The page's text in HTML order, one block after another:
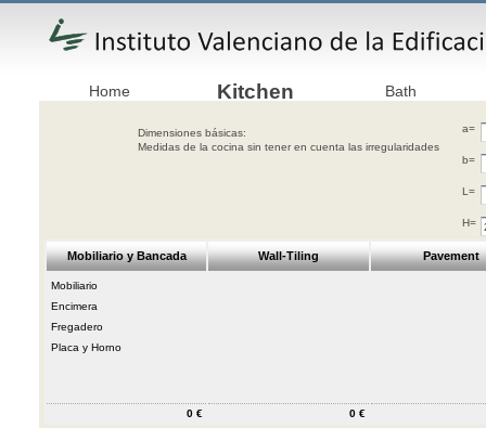
Home Kitchen Bath
Dimensiones básicas:
Medidas de la cocina sin tener en cuenta las irregularidades
a=
b=
L=
H=
Mobiliario y Bancada Wall-Tiling Pavement
Mobiliario
Encimera
Fregadero
Placa y Horno
0 € 0 €